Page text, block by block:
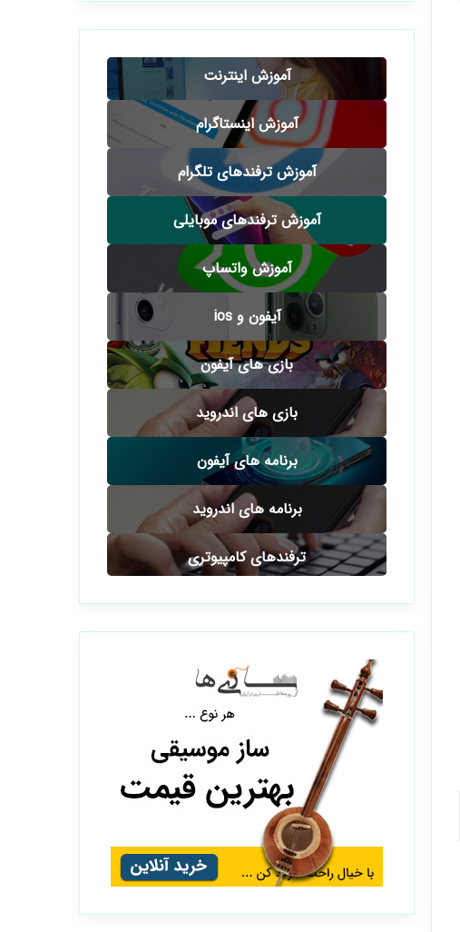
آموزش اینترنت
آموزش اینستاگرام
آموزش ترفندهای تلگرام
آموزش ترفندهای موبایلی
آموزش واتساپ
آیفون و ios
بازی های آیفون
بازی های اندروید
برنامه های آیفون
برنامه های اندروید
ترفندهای کامپیوتری